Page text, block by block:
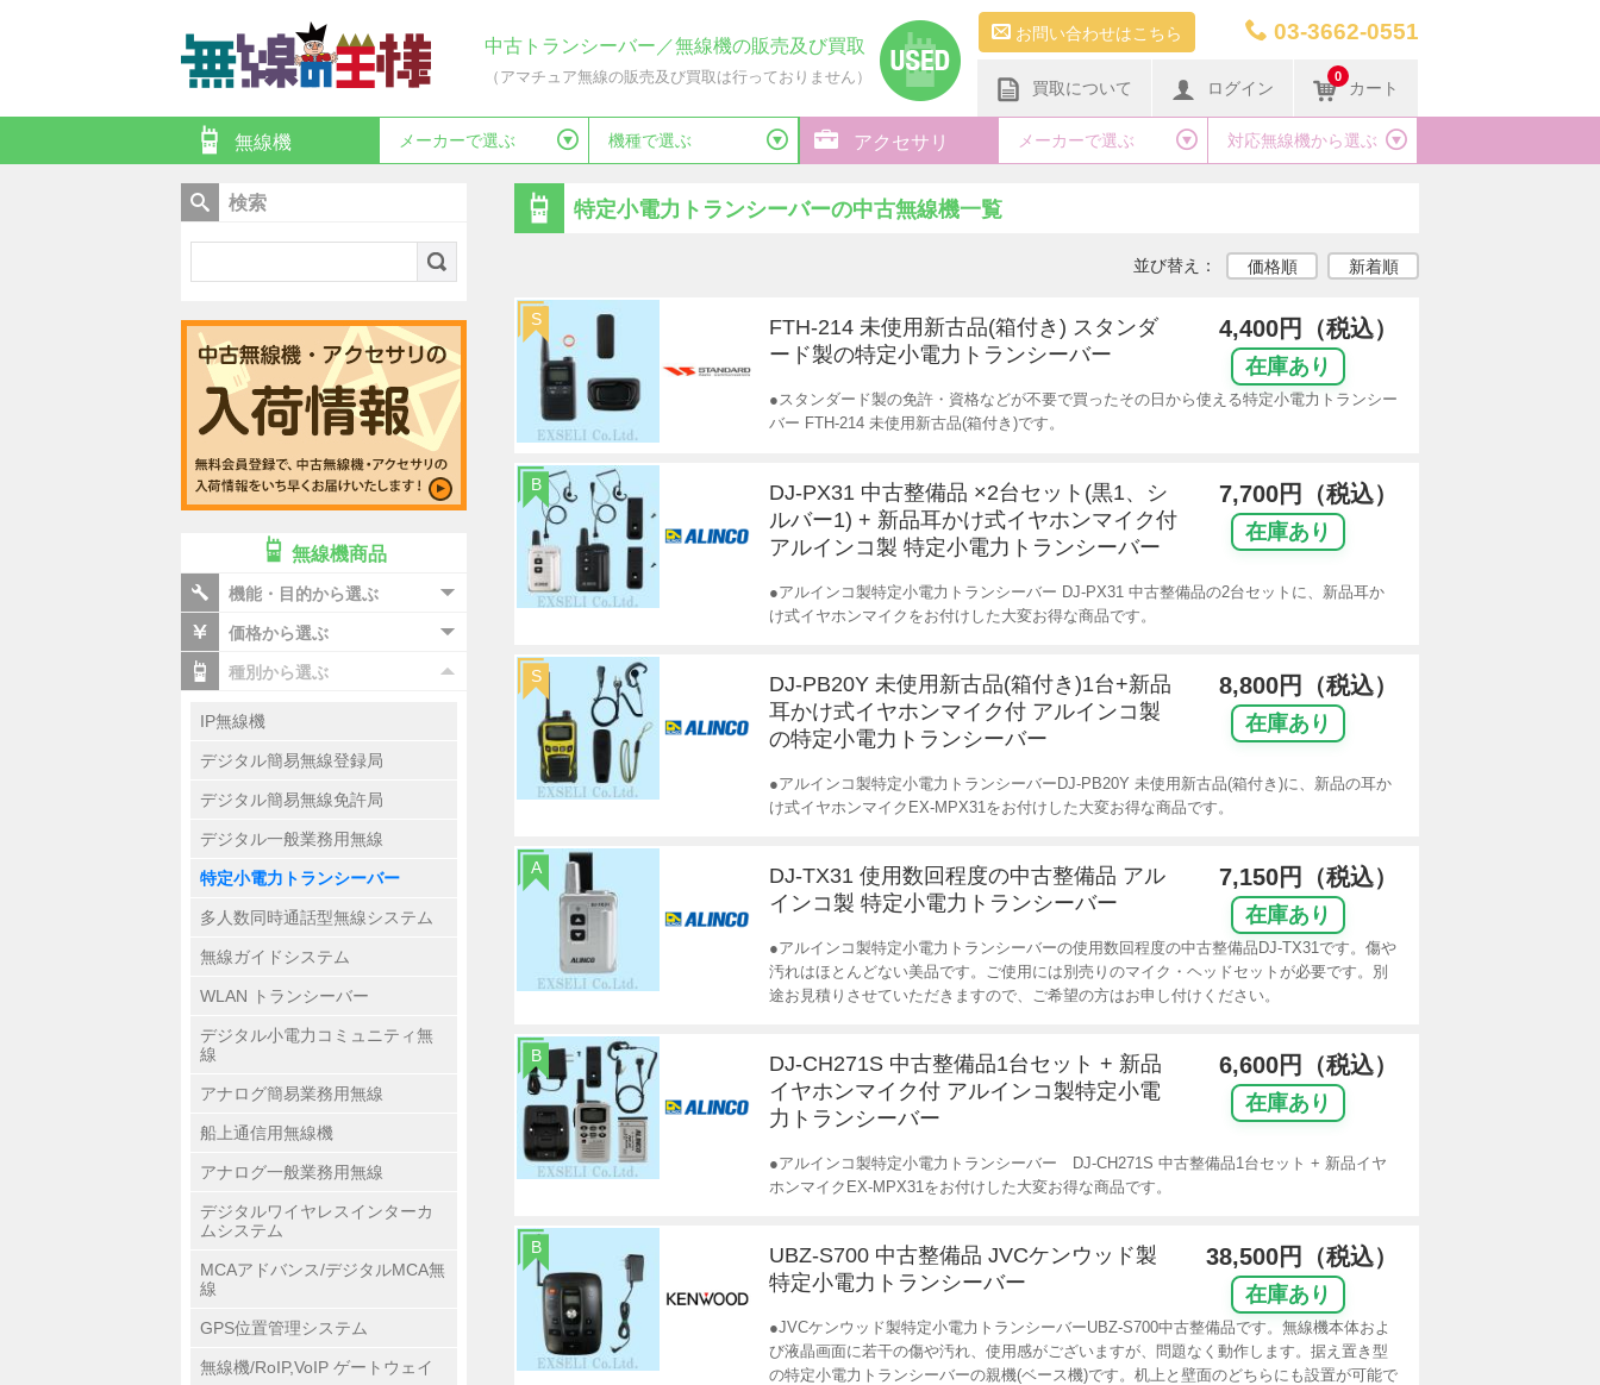
中古トランシーバー／無線機の販売及び買取
（アマチュア無線の販売及び買取は行っておりません）
お問い合わせはこちら 03-3662-0551
買取について ログイン
0
カート
無線機 メーカーで選ぶ 機種で選ぶ アクセサリ メーカーで選ぶ 対応無線機から選ぶ
特定小電力トランシーバーの中古無線機一覧
並び替え： 価格順 新着順
FTH-214 未使用新古品(箱付き) スタンダ
ード製の特定小電力トランシーバー
4,400円（税込）
在庫あり
●スタンダード製の免許・資格などが不要で買ったその日から使える特定小電力トランシー
バー FTH-214 未使用新古品(箱付き)です。
S
DJ-PX31 中古整備品 ×2台セット(黒1、シ
ルバー1) + 新品耳かけ式イヤホンマイク付
アルインコ製 特定小電力トランシーバー
7,700円（税込）
在庫あり
●アルインコ製特定小電力トランシーバー DJ-PX31 中古整備品の2台セットに、新品耳か
け式イヤホンマイクをお付けした大変お得な商品です。
B
DJ-PB20Y 未使用新古品(箱付き)1台+新品
耳かけ式イヤホンマイク付 アルインコ製
の特定小電力トランシーバー
8,800円（税込）
在庫あり
●アルインコ製特定小電力トランシーバーDJ-PB20Y 未使用新古品(箱付き)に、新品の耳か
け式イヤホンマイクEX-MPX31をお付けした大変お得な商品です。
S
DJ-TX31 使用数回程度の中古整備品 アル
インコ製 特定小電力トランシーバー
7,150円（税込）
在庫あり
●アルインコ製特定小電力トランシーバーの使用数回程度の中古整備品DJ-TX31です。傷や
汚れはほとんどない美品です。ご使用には別売りのマイク・ヘッドセットが必要です。別
途お見積りさせていただきますので、ご希望の方はお申し付けください。
A
DJ-CH271S 中古整備品1台セット + 新品
イヤホンマイク付 アルインコ製特定小電
力トランシーバー
6,600円（税込）
在庫あり
●アルインコ製特定小電力トランシーバー DJ-CH271S 中古整備品1台セット + 新品イヤ
ホンマイクEX-MPX31をお付けした大変お得な商品です。
B
UBZ-S700 中古整備品 JVCケンウッド製
特定小電力トランシーバー
38,500円（税込）
在庫あり
●JVCケンウッド製特定小電力トランシーバーUBZ-S700中古整備品です。無線機本体およ
び液晶画面に若干の傷や汚れ、使用感がございますが、問題なく動作します。据え置き型
の特定小電力トランシーバーの親機(ベース機)です。机上と壁面のどちらにも設置が可能で
B
検索
無線機商品
機能・目的から選ぶ
価格から選ぶ
種別から選ぶ
IP無線機
デジタル簡易無線登録局
デジタル簡易無線免許局
デジタル一般業務用無線
特定小電力トランシーバー
多人数同時通話型無線システム
無線ガイドシステム
WLAN トランシーバー
デジタル小電力コミュニティ無
線
アナログ簡易業務用無線
船上通信用無線機
アナログ一般業務用無線
デジタルワイヤレスインターカ
ムシステム
MCAアドバンス/デジタルMCA無
線
GPS位置管理システム
無線機/RoIP,VoIP ゲートウェイ